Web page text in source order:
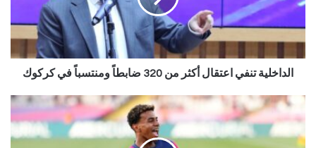
الداخلية تنفي اعتقال أكثر من 320 ضابطاً ومنتسباً في كركوك